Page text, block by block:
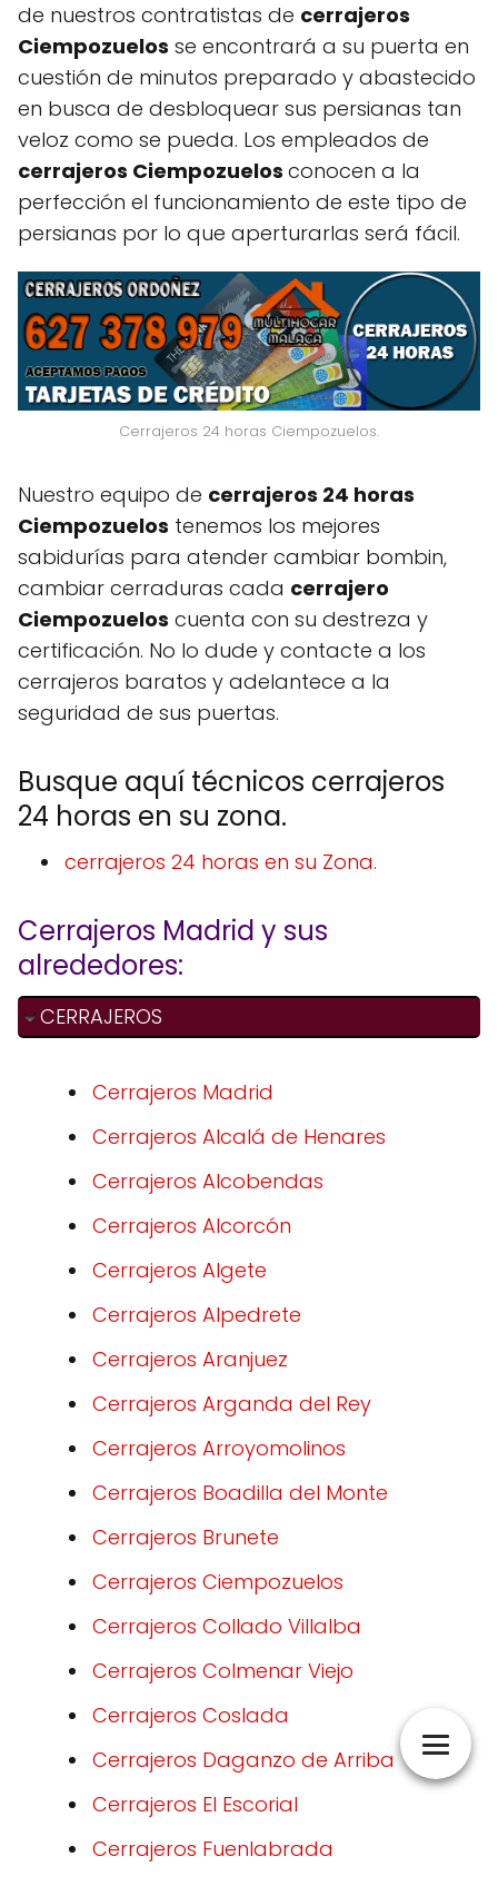
de nuestros contratistas de cerrajeros
Ciempozuelos se encontrará a su puerta en
cuestión de minutos preparado y abastecido
en busca de desbloquear sus persianas tan
veloz como se pueda. Los empleados de
cerrajeros Ciempozuelos conocen a la
perfección el funcionamiento de este tipo de
persianas por lo que aperturarlas será fácil.
Cerrajeros 24 horas Ciempozuelos.
Nuestro equipo de cerrajeros 24 horas
Ciempozuelos tenemos los mejores
sabidurías para atender cambiar bombin,
cambiar cerraduras cada cerrajero
Ciempozuelos cuenta con su destreza y
certificación. No lo dude y contacte a los
cerrajeros baratos y adelantece a la
seguridad de sus puertas.
Busque aquí técnicos cerrajeros
24 horas en su zona.
cerrajeros 24 horas en su Zona.
Cerrajeros Madrid y sus
alrededores:
CERRAJEROS
Cerrajeros Madrid
Cerrajeros Alcalá de Henares
Cerrajeros Alcobendas
Cerrajeros Alcorcón
Cerrajeros Algete
Cerrajeros Alpedrete
Cerrajeros Aranjuez
Cerrajeros Arganda del Rey
Cerrajeros Arroyomolinos
Cerrajeros Boadilla del Monte
Cerrajeros Brunete
Cerrajeros Ciempozuelos
Cerrajeros Collado Villalba
Cerrajeros Colmenar Viejo
Cerrajeros Coslada
Cerrajeros Daganzo de Arriba
Cerrajeros El Escorial
Cerrajeros Fuenlabrada